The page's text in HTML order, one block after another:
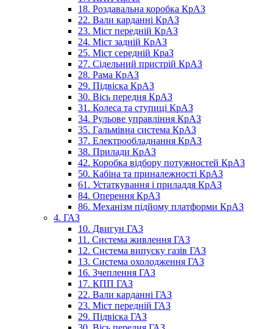
18. Роздавальна коробка КрАЗ
22. Вали карданні КрАЗ
23. Міст передній КрАЗ
24. Міст задній КрАЗ
25. Міст середній КраЗ
27. Сідельний пристрій КрАЗ
28. Рама КрАЗ
29. Підвіска КрАЗ
30. Вісь передня КрАЗ
31. Колеса та ступиці КрАЗ
34. Рульове управління КрАЗ
35. Гальмівна система КрАЗ
37. Електрообладнання КрАЗ
38. Прилади КрАЗ
42. Коробка відбору потужностей КрАЗ
50. Кабіна та приналежності КрАЗ
61. Устаткування і приладдя КрАЗ
84. Оперення КрАЗ
86. Механізм підйому платформи КрАЗ
4. ГАЗ
10. Двигун ГАЗ
11. Система живлення ГАЗ
12. Система випуску газів ГАЗ
13. Система охолодження ГАЗ
16. Зчеплення ГАЗ
17. КПП ГАЗ
22. Вали карданні ГАЗ
23. Міст передній ГАЗ
29. Підвіска ГАЗ